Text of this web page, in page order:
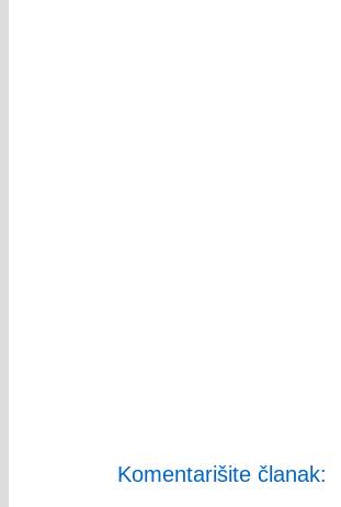
Komentarišite članak: